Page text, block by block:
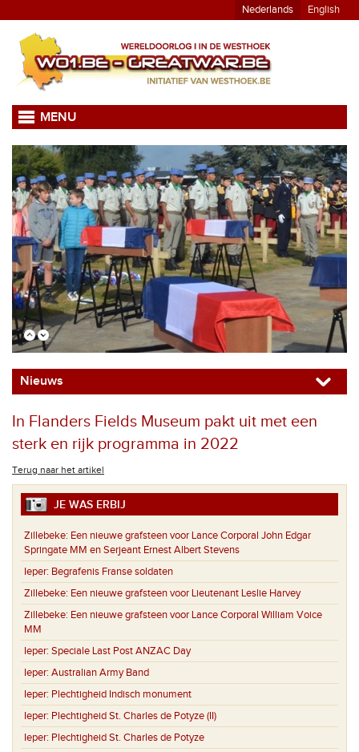
Nederlands English
MENU
Nieuws
In Flanders Fields Museum pakt uit met een
sterk en rijk programma in 2022
Terug naar het artikel
JE WAS ERBIJ
Zillebeke: Een nieuwe grafsteen voor Lance Corporal John Edgar
Springate MM en Serjeant Ernest Albert Stevens
Ieper: Begrafenis Franse soldaten
Zillebeke: Een nieuwe grafsteen voor Lieutenant Leslie Harvey
Zillebeke: Een nieuwe grafsteen voor Lance Corporal William Voice
MM
Ieper: Speciale Last Post ANZAC Day
Ieper: Australian Army Band
Ieper: Plechtigheid Indisch monument
Ieper: Plechtigheid St. Charles de Potyze (II)
Ieper: Plechtigheid St. Charles de Potyze